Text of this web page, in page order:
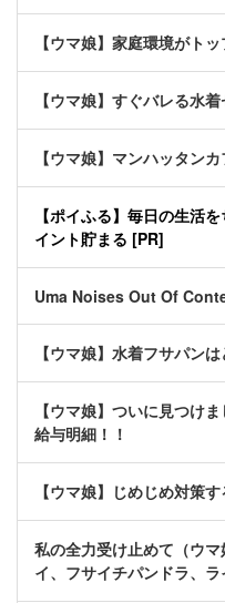
【ウマ娘】家庭環境がト
【ウマ娘】すぐバレる水
【ウマ娘】マンハッタン
【ポイふる】毎日の生活
イント貯まる [PR]
Uma Noises Out Of
【ウマ娘】水着フサパン
【ウマ娘】ついに見つけ
給与明細！！
【ウマ娘】じめじめ対策
私の全力受け止めて（ウ
イ、フサイチパンドラ、ラ